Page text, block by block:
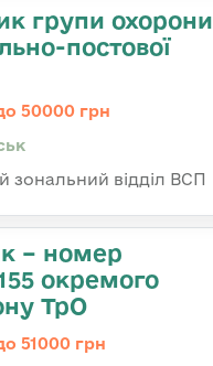
групи охорони
постової
50000 грн
зональний відділ ВСП
– номер
окремого
ТрО
51000 грн